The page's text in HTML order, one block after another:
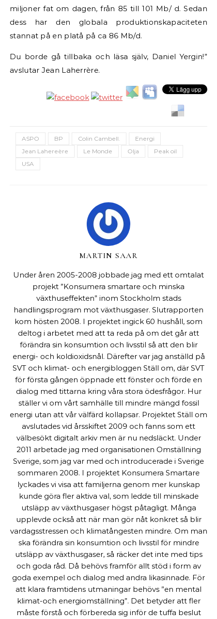
miljoner fat om dagen, från 85 till 101 Mb/ d. Sedan
dess har den globala produktionskapaciteten
stannat på en platå på ca 86 Mb/d.
Du borde gå tillbaka och läsa själv, Daniel Yergin!”
avslutar Jean Laherrère.
ASPO BP Colin Cambell.
Energi
Jean Lahereère
Le Monde Olja
Peak oil
USA
MARTIN SAAR
Under åren 2005-2008 jobbade jag med ett omtalat
projekt ”Konsumera smartare och minska
växthuseffekten” inom Stockholm stads
handlingsprogram mot växthusgaser. Slutrapporten
kom hösten 2008. I projektet ingick 60 hushåll, som
deltog i arbetet med att ta reda på om det går att
förändra sin konsumtion och livsstil så att den blir
energi- och koldioxidsnål. Därefter var jag anställd på
SVT och klimat- och energibloggen Ställ om, där SVT
för första gången öppnade ett fönster och förde en
dialog med tittarna kring våra stora ödesfrågor. Hur
ställer vi om vårt samhälle till mindre mängd fossil
energi utan att vår välfärd kollapsar. Projektet Ställ om
avslutades vid årsskiftet 2009 och fanns som ett
välbesökt digitalt arkiv men är nu nedsläckt. Under
2011 arbetade jag med organisationen Omställning
Sverige, som jag var med och introducerade i Sverige
sommaren 2008. I projektet Konsumera Smartare
lyckades vi visa att familjerna genom mer kunskap
kunde göra fler aktiva val, som ledde till minskade
utsläpp av växthusgaser högst påtagligt. Många
upplevde också att när man gör nåt konkret så blir
vardagsstressen och klimatångesten mindre. Om man
ska förändra sin konsumtion och livsstil för mindre
utsläpp av växthusgaser, så räcker det inte med tips
och goda råd. Då behövs framför allt stöd i form av
goda exempel och dialog med andra likasinnade. För
att klara framtidens utmaningar behövs ”en mental
klimat-och energiomställning”. Det betyder att fler
måste förstå och förbereda sig inför de tuffa beslut